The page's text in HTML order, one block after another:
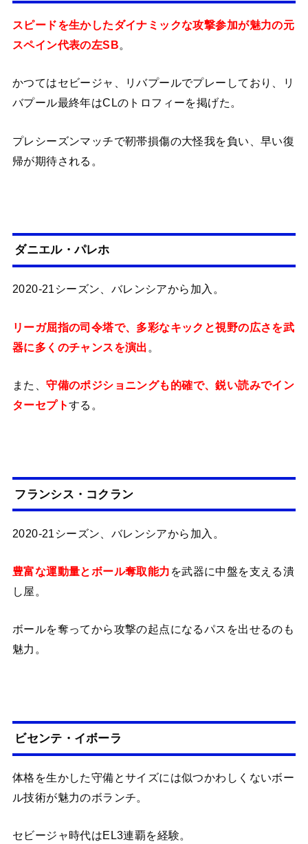
スピードを生かしたダイナミックな攻撃参加が魅力の元
スペイン代表の左SB。
かつてはセビージャ、リバプールでプレーしており、リ
バプール最終年はCLのトロフィーを掲げた。
プレシーズンマッチで靭帯損傷の大怪我を負い、早い復
帰が期待される。
ダニエル・パレホ
2020-21シーズン、バレンシアから加入。
リーガ屈指の司令塔で、多彩なキックと視野の広さを武
器に多くのチャンスを演出 。
また、守備のポジショニングも的確で、鋭い読みでイン
ターセプトする。
フランシス・コクラン
2020-21シーズン、バレンシアから加入。
豊富な運動量とボール奪取能力 を武器に中盤を支える潰
し屋。
ボールを奪ってから攻撃の起点になるパスを出せるのも
魅力。
ビセンテ・イボーラ
体格を生かした守備とサイズには似つかわしくないボー
ル技術が魅力のボランチ。
セビージャ時代はEL3連覇を経験。